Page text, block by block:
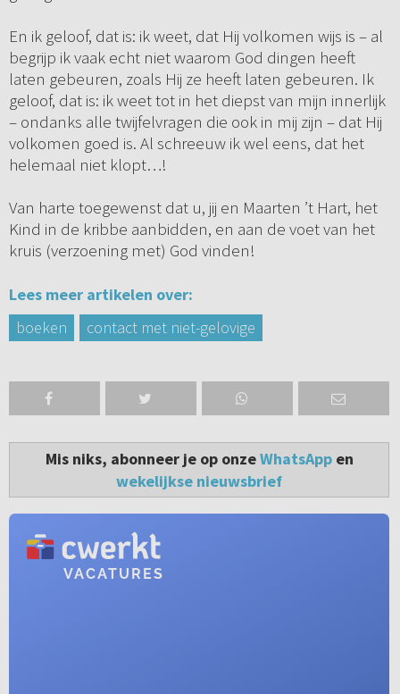
En ik geloof, dat is: ik weet, dat Hij volkomen wijs is – al
begrijp ik vaak echt niet waarom God dingen heeft
laten gebeuren, zoals Hij ze heeft laten gebeuren. Ik
geloof, dat is: ik weet tot in het diepst van mijn innerlijk
– ondanks alle twijfelvragen die ook in mij zijn – dat Hij
volkomen goed is. Al schreeuw ik wel eens, dat het
helemaal niet klopt…!
Van harte toegewenst dat u, jij en Maarten ’t Hart, het
Kind in de kribbe aanbidden, en aan de voet van het
kruis (verzoening met) God vinden!
Lees meer artikelen over:
boeken
contact met niet-gelovige
Mis niks, abonneer je op onzeWhatsAppen
wekelijkse nieuwsbrief